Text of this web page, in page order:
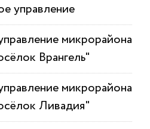
управление
микрорайона
Врангель"
микрорайона
Ливадия"